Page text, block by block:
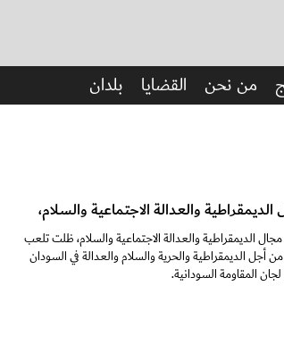
من نحن القضايا بلدان
والعدالة الاجتماعية والسلام،
الديمقراطية والعدالة الاجتماعية والسلام، ظلت تلعب
أجل الديمقراطية والحرية والسلام والعدالة في السودان